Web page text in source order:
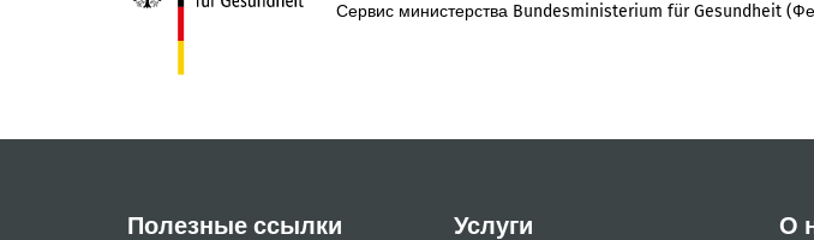
Сервис министерства Bundesministerium für Gesundheit
Полезные ссылки Услуги О